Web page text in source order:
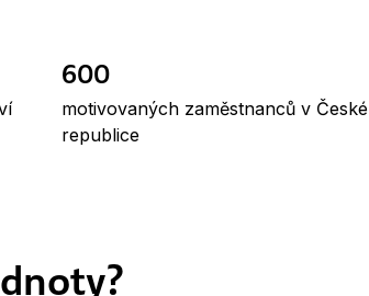
600
motivovaných zaměstnanců v České
republice